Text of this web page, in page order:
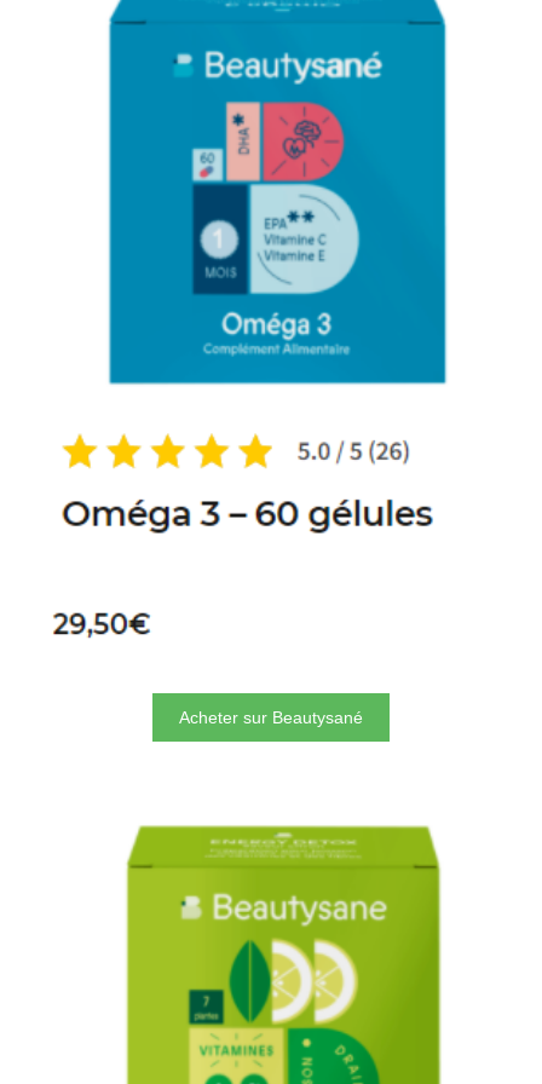
Acheter sur Beautysané